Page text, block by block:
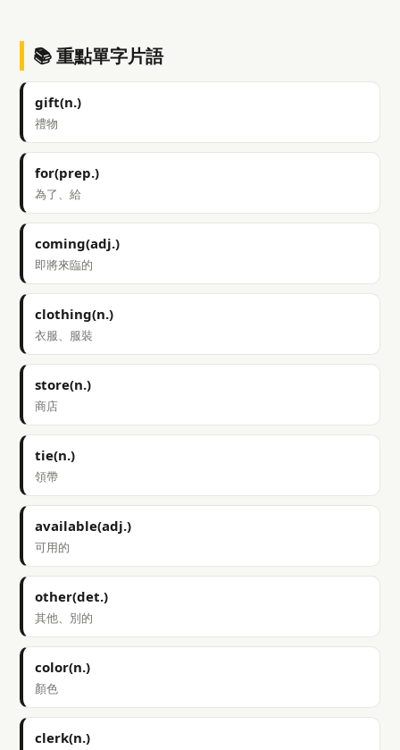
📚 重點單字片語
gift(n.)
禮物
for(prep.)
為了、給
coming(adj.)
即將來臨的
clothing(n.)
衣服、服裝
store(n.)
商店
tie(n.)
領帶
available(adj.)
可用的
other(det.)
其他、別的
color(n.)
顏色
clerk(n.)